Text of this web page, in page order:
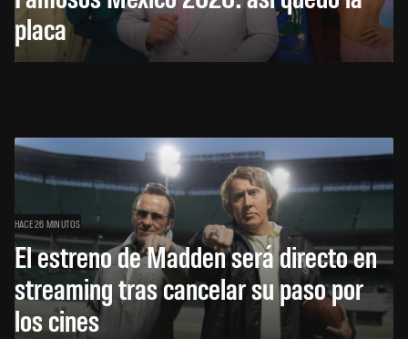
placa
HACE 26 MINUTOS
El estreno de Madden será directo en
streaming tras cancelar su paso por
los cines